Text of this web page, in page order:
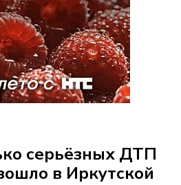
серьёзных ДТП
в Иркутской